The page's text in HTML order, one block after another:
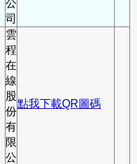
公
司
雲
程
在
線
股
份
有
限
公
點我下載QR圖碼